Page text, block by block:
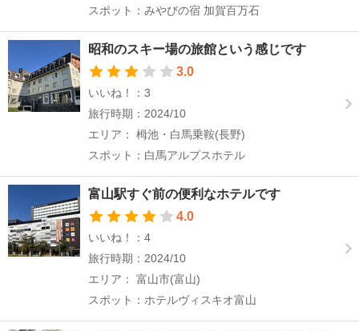
スポット：みやびの宿 加賀百万石
昭和のスキー場の旅館という感じです
3.0
いいね！：3
旅行時期：2024/10
エリア： 栂池・白馬乗鞍(長野)
スポット：白馬アルプスホテル
富山駅すぐ前の便利なホテルです
4.0
いいね！：4
旅行時期：2024/10
エリア： 富山市(富山)
スポット：ホテルヴィスキオ富山